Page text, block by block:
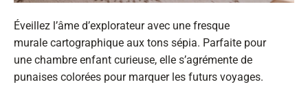
Éveillez l’âme d’explorateur avec une fresque
murale cartographique aux tons sépia. Parfaite pour
une chambre enfant curieuse, elle s’agrémente de
punaises colorées pour marquer les futurs voyages.